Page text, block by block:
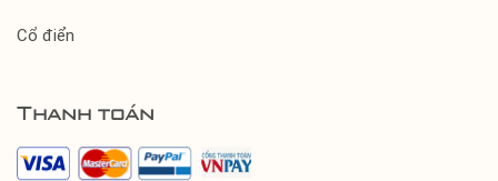
Cổ điển
Thanh toán